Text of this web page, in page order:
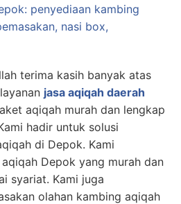
penyediaan kambing
nasi box,
terima kasih banyak atas
jasa aqiqah daerah
aqiqah murah dan lengkap
hadir untuk solusi
di Depok. Kami
Depok yang murah dan
syariat. Kami juga
olahan kambing aqiqah